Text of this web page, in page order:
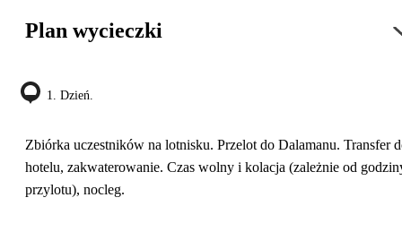
Plan wycieczki
1. Dzień.
Zbiórka uczestników na lotnisku. Przelot do Dalamanu. Transfer
hotelu, zakwaterowanie. Czas wolny i kolacja (zależnie od
przylotu), nocleg.